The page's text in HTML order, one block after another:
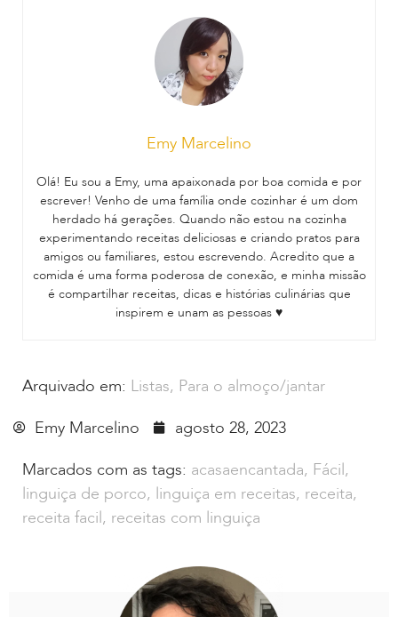
Emy Marcelino
Olá! Eu sou a Emy, uma apaixonada por boa comida e por
escrever! Venho de uma família onde cozinhar é um dom
herdado há gerações. Quando não estou na cozinha
experimentando receitas deliciosas e criando pratos para
amigos ou familiares, estou escrevendo. Acredito que a
comida é uma forma poderosa de conexão, e minha missão
é compartilhar receitas, dicas e histórias culinárias que
inspirem e unam as pessoas ♥
Arquivado em: Listas, Para o almoço/jantar
Emy Marcelino
agosto 28, 2023
Marcados com as tags: acasaencantada, Fácil,
linguiça de porco, linguiça em receitas, receita,
receita facil, receitas com linguiça